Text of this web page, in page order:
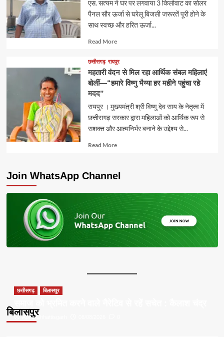
एस. सत्यम ने घर पर लगवाया 3 किलोवाट का सोलर
पैनल सौर ऊर्जा से घरेलू बिजली जरूरतें पूरी होने के
साथ स्वच्छ और हरित ऊर्जा...
Read MoreRead
about
छत्तीसगढ़ रायपुर
महतारी वंदन से मिल रहा आर्थिक संबल महिलाएं
बोलीं—“हमारे विष्णु भैय्या हर महीने पहुंचा रहे
मदद”
रायपुर । मुख्यमंत्री श्री विष्णु देव साय के नेतृत्व में
छत्तीसगढ़ सरकार द्वारा महिलाओं को आर्थिक रूप से
सशक्त और आत्मनिर्भर बनाने के उद्देश्य से...
Read MoreRead
Join WhatsApp Channel
बिलासपुर
छत्तीसगढ़ बिलासपुर
Apna Chhattisgarh